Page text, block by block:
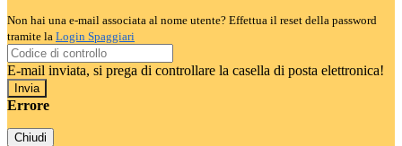
Non hai una e-mail associata al nome utente? Effettua il reset della password
tramite la Login Spaggiari
E-mail inviata, si prega di controllare la casella di posta elettronica!
Errore
Chiudi